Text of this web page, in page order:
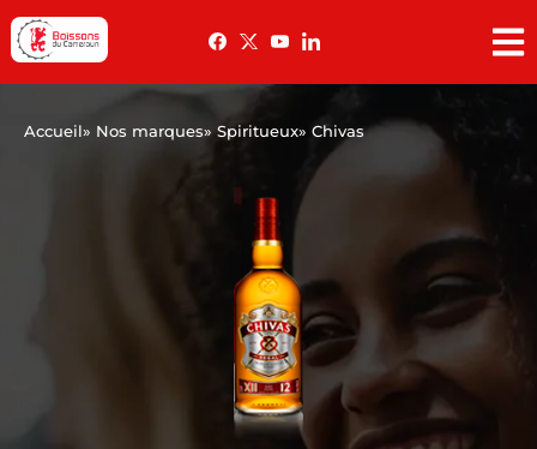
Accueil» Nos marques» Spiritueux» Chivas